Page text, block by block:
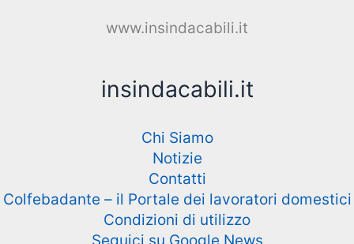
www.insindacabili.it
insindacabili.it
Chi Siamo
Notizie
Contatti
Colfebadante – il Portale dei lavoratori domestici
Condizioni di utilizzo